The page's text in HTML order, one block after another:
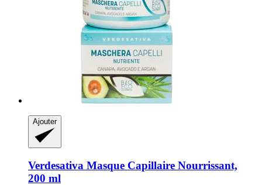
Ajouter
Verdesativa Masque Capillaire Nourrissant,
200 ml